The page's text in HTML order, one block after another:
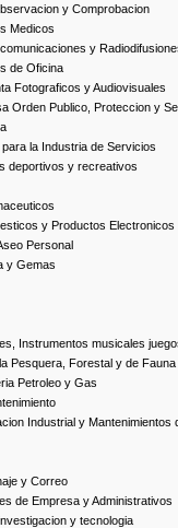
y Comprobacion
Medicos
y
de Oficina
Fotograficos y Audiovisuales
Orden Publico, Proteccion y
la Industria de Servicios
deportivos y recreativos
y Productos Electronicos
Personal
y Gemas
Instrumentos musicales
Pesquera, Forestal y de Fauna
Petroleo y Gas
Industrial y Mantenimientos
y Correo
de Empresa y Administrativos
y tecnologia